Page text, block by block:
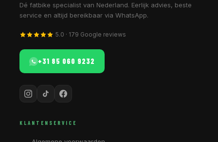
Dé fatbike specialist van Nederland. Eerlijk advies, beste
service en altijd bereikbaar via WhatsApp.
5.0 · 179 Google reviews
+31 85 060 9232
KLANTENSERVICE